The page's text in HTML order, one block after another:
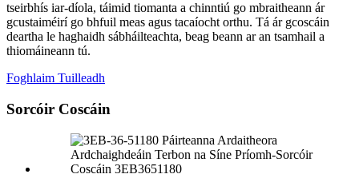
tseirbhís iar-díola, táimid tiomanta a chinntiú go mbraitheann ár
gcustaiméirí go bhfuil meas agus tacaíocht orthu. Tá ár gcoscáin
deartha le haghaidh sábháilteachta, beag beann ar an tsamhail a
thiomáineann tú.
Foghlaim Tuilleadh
Sorcóir Coscáin